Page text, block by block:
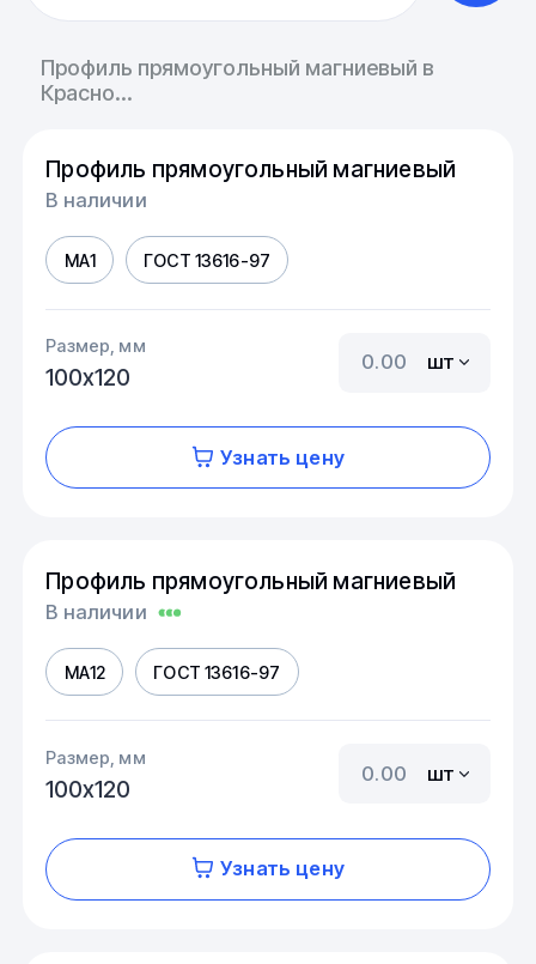
Профиль прямоугольный магниевый в
Красно...
Профиль прямоугольный магниевый
В наличии
МА1 ГОСТ 13616-97
Размер, мм
100х120
шт
Узнать цену
Профиль прямоугольный магниевый
В наличии
МА12 ГОСТ 13616-97
Размер, мм
100х120
шт
Узнать цену